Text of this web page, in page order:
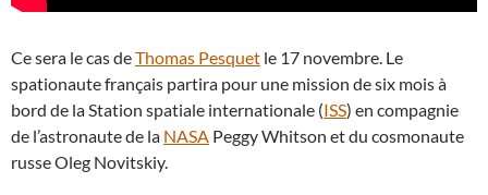
Ce sera le cas deThomas Pesquet le 17 novembre. Le
spationaute français partira pour une mission de six mois à
bord de la Station spatiale internationale (ISS) en compagnie
de l’astronaute de la NASA Peggy Whitson et du cosmonaute
russe Oleg Novitskiy.